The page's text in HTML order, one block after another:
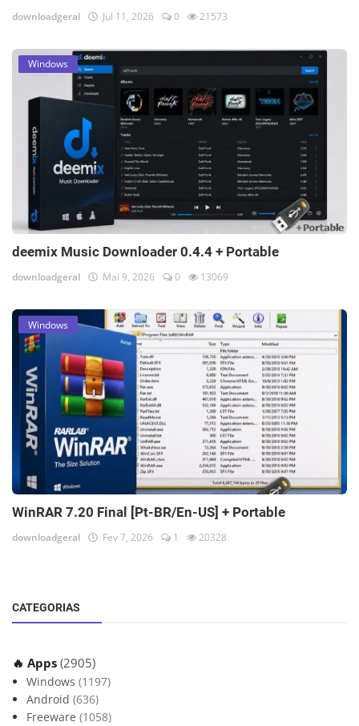
downloadgeral Jul 11, 2026 0 21573
Windows
deemix Music Downloader 0.4.4 + Portable
downloadgeral Mai 9, 2026 0 13069
Windows
WinRAR 7.20 Final [Pt-BR/En-US] + Portable
downloadgeral Fev 7, 2026 1 20328
CATEGORIAS
🔥 Apps (2905)
Windows (1197)
Android (636)
Freeware (1058)